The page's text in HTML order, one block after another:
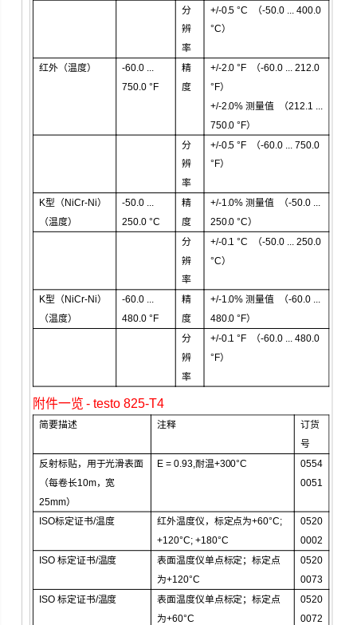
分
辨
率
+/-0.5 °C （-50.0 ... 400.0
°C）
红外 （温度）
-60.0 ...
750.0 °F
精
度
+/-2.0 °F （-60.0 ... 212.0
°F）
+/-2.0%测量值
（212.1 ...
750.0 °F）
分
辨
率
+/-0.5 °F （-60.0 ... 750.0
°F）
K型 （NiCr-Ni）
（温度）
-50.0 ...
250.0 °C
精
度
+/-1.0%测量值 （-50.0 ...
250.0 °C）
分
辨
率
+/-0.1 °C （-50.0 ... 250.0
°C）
K型 （NiCr-Ni）
（温度）
-60.0 ...
480.0 °F
精
度
+/-1.0%测量值
（-60.0 ...
480.0 °F）
分
辨
率
+/-0.1 °F （-60.0 ... 480.0
°F）
附件一览 - testo 825-T4
简要描述 注释
订货
号
反射标贴，用于光滑表面
（每卷长10m，宽
25mm）
E = 0.93,耐温+300°C 0554
0051
ISO标定证书/温度 红外温度仪，标定点为+60°C;
+120°C; +180°C
0520
0002
ISO标定证书/温度
表面温度仪单点标定；标定点
为+120°C
0520
0073
ISO标定证书/温度 表面温度仪单点标定；标定点
为+60°C
0520
0072